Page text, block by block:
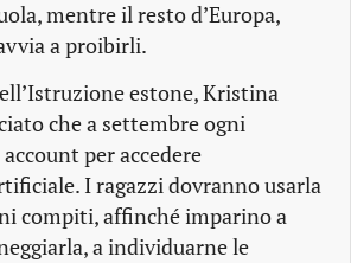
mentre il resto d’Europa,
a proibirli.
estone, Kristina
che a settembre ogni
per accedere
I ragazzi dovranno usarla
compiti, affinché imparino a
a individuarne le